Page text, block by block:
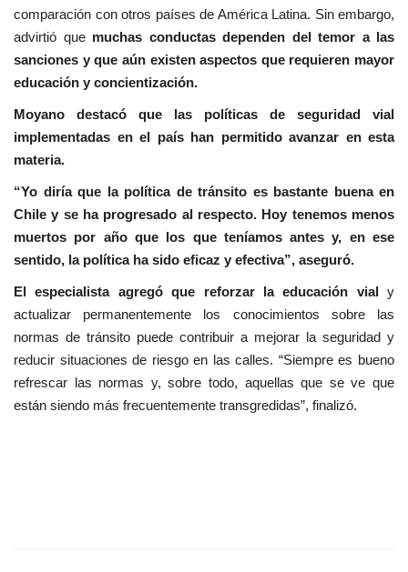
comparación con otros países de América Latina. Sin embargo,
advirtió quemuchas conductas dependen del temor a las
sanciones y que aún existen aspectos que requieren mayor
educación y concientización.
Moyano destacó que las políticas de seguridad vial
implementadas en el país han permitido avanzar en esta
materia.
“Yo diría que la política de tránsito es bastante buena en
Chile y se ha progresado al respecto. Hoy tenemos menos
muertos por año que los que teníamos antes y, en ese
sentido, la política ha sido eficaz y efectiva”, aseguró.
El especialista agregó que reforzar la educación vialy
actualizar permanentemente los conocimientos sobre las
normas de tránsito puede contribuir a mejorar la seguridad y
reducir situaciones de riesgo en las calles. “Siempre es bueno
refrescar las normas y, sobre todo, aquellas que se ve que
están siendo más frecuentemente transgredidas”, finalizó.